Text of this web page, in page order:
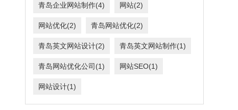
青岛企业网站制作(4) 网站(2)
网站优化(2) 青岛网站优化(2)
青岛英文网站设计(2) 青岛英文网站制作(1)
青岛网站优化公司 (1) 网站SEO(1)
网站设计(1)